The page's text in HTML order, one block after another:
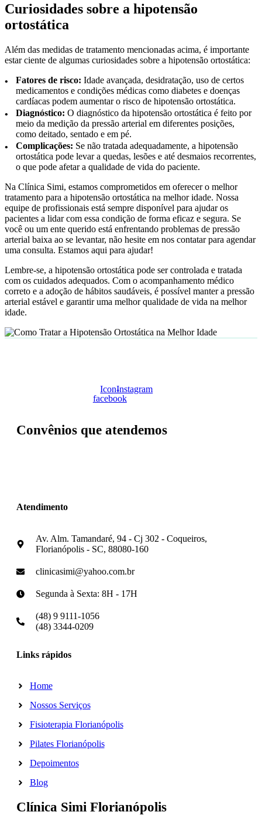
Curiosidades sobre a hipotensão
ortostática
Além das medidas de tratamento mencionadas acima, é importante
estar ciente de algumas curiosidades sobre a hipotensão ortostática:
Fatores de risco: Idade avançada, desidratação, uso de certos
medicamentos e condições médicas como diabetes e doenças
cardíacas podem aumentar o risco de hipotensão ortostática.
Diagnóstico: O diagnóstico da hipotensão ortostática é feito por
meio da medição da pressão arterial em diferentes posições,
como deitado, sentado e em pé.
Complicações: Se não tratada adequadamente, a hipotensão
ortostática pode levar a quedas, lesões e até desmaios recorrentes,
o que pode afetar a qualidade de vida do paciente.
Na Clínica Simi, estamos comprometidos em oferecer o melhor
tratamento para a hipotensão ortostática na melhor idade. Nossa
equipe de profissionais está sempre disponível para ajudar os
pacientes a lidar com essa condição de forma eficaz e segura. Se
você ou um ente querido está enfrentando problemas de pressão
arterial baixa ao se levantar, não hesite em nos contatar para agendar
uma consulta. Estamos aqui para ajudar!
Lembre-se, a hipotensão ortostática pode ser controlada e tratada
com os cuidados adequados. Com o acompanhamento médico
correto e a adoção de hábitos saudáveis, é possível manter a pressão
arterial estável e garantir uma melhor qualidade de vida na melhor
idade.
Icon-
facebook
Instagram
Convênios que atendemos
Atendimento
Av. Alm. Tamandaré, 94 - Cj 302 - Coqueiros,
Florianópolis - SC, 88080-160
clinicasimi@yahoo.com.br
Segunda à Sexta: 8H - 17H
(48) 9 9111-1056
(48) 3344-0209
Links rápidos
Home
Nossos Serviços
Fisioterapia Florianópolis
Pilates Florianópolis
Depoimentos
Blog
Clínica Simi Florianópolis